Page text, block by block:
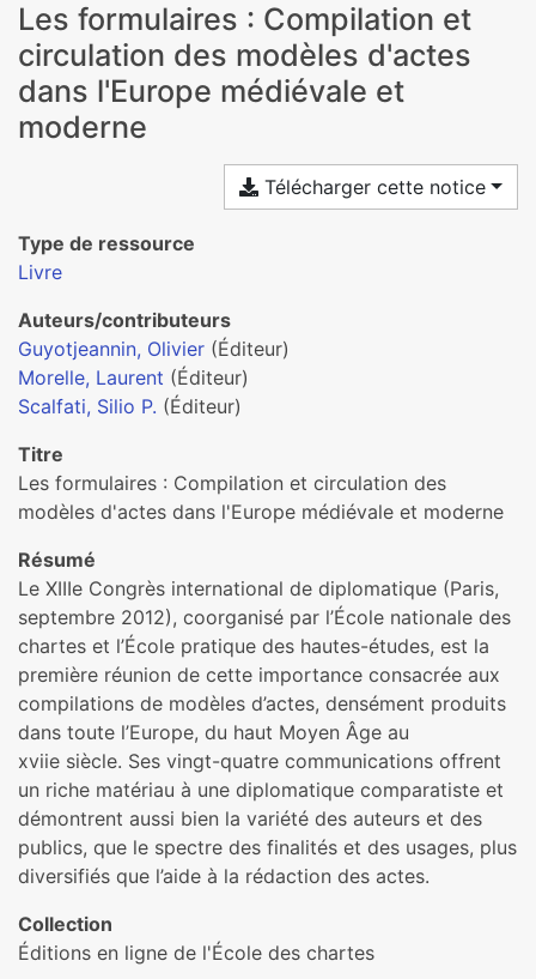
Les formulaires : Compilation et
circulation des modèles d'actes
dans l'Europe médiévale et
moderne
Télécharger cette notice
Type de ressource
Livre
Auteurs/contributeurs
Guyotjeannin, Olivier (Éditeur)
Morelle, Laurent (Éditeur)
Scalfati, Silio P. (Éditeur)
Titre
Les formulaires : Compilation et circulation des
modèles d'actes dans l'Europe médiévale et moderne
Résumé
Le XIIIe Congrès international de diplomatique (Paris,
septembre 2012), coorganisé par l’École nationale des
chartes et l’École pratique des hautes-études, est la
première réunion de cette importance consacrée aux
compilations de modèles d’actes, densément produits
dans toute l’Europe, du haut Moyen Âge au
xviie siècle. Ses vingt-quatre communications offrent
un riche matériau à une diplomatique comparatiste et
démontrent aussi bien la variété des auteurs et des
publics, que le spectre des finalités et des usages, plus
diversifiés que l’aide à la rédaction des actes.
Collection
Éditions en ligne de l'École des chartes